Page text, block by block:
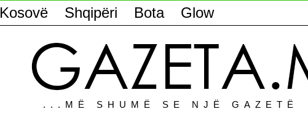
Kosovë Shqipëri Bota Glow
...MË SHUMË SE NJË GAZETË